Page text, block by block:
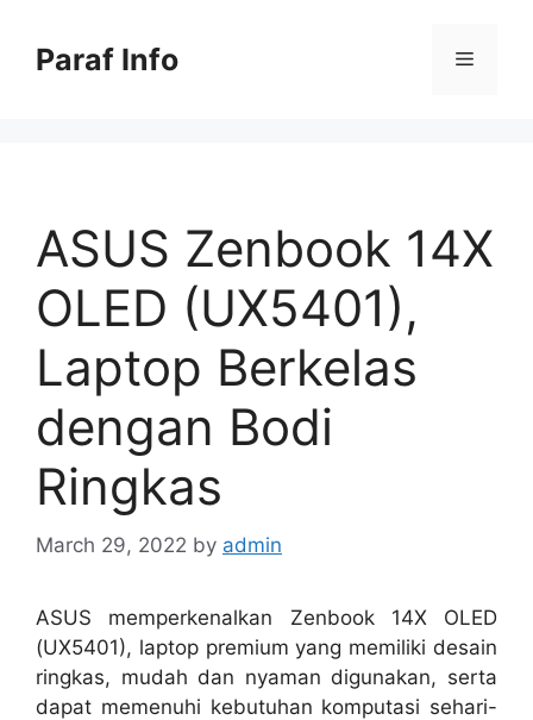
contentParaf Info Menu
ASUS Zenbook 14X
OLED (UX5401),
Laptop Berkelas
dengan Bodi
Ringkas
March 29, 2022 by admin
ASUS memperkenalkan Zenbook 14X OLED
(UX5401), laptop premium yang memiliki desain
ringkas, mudah dan nyaman digunakan, serta
dapat memenuhi kebutuhan komputasi sehari-